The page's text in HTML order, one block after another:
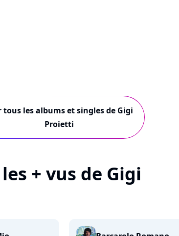
tous les albums et singles de Gigi
Proietti
+ vus de Gigi